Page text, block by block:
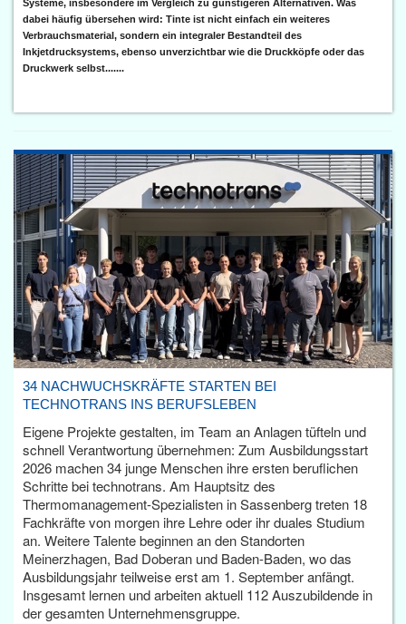
Systeme, insbesondere im Vergleich zu günstigeren Alternativen. Was
dabei häufig übersehen wird: Tinte ist nicht einfach ein weiteres
Verbrauchsmaterial, sondern ein integraler Bestandteil des
Inkjetdrucksystems, ebenso unverzichtbar wie die Druckköpfe oder das
Druckwerk selbst.......
34 NACHWUCHSKRÄFTE STARTEN BEI
TECHNOTRANS INS BERUFSLEBEN
Eigene Projekte gestalten, im Team an Anlagen tüfteln und
schnell Verantwortung übernehmen: Zum Ausbildungsstart
2026 machen 34 junge Menschen ihre ersten beruflichen
Schritte bei technotrans. Am Hauptsitz des
Thermomanagement-Spezialisten in Sassenberg treten 18
Fachkräfte von morgen ihre Lehre oder ihr duales Studium
an. Weitere Talente beginnen an den Standorten
Meinerzhagen, Bad Doberan und Baden-Baden, wo das
Ausbildungsjahr teilweise erst am 1. September anfängt.
Insgesamt lernen und arbeiten aktuell 112 Auszubildende in
der gesamten Unternehmensgruppe.